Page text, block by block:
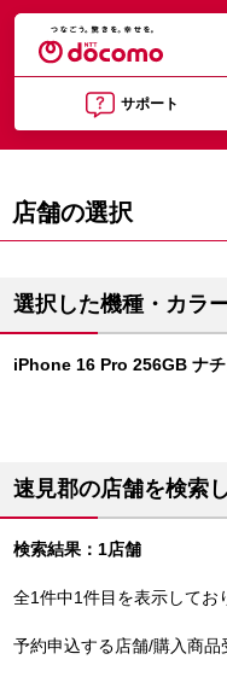
サポート
店舗の選択
選択した機種・カラ
iPhone 16 Pro 256GB ナ
速見郡の店舗を検索
検索結果：1店舗
全1件中1件目を表示してお
予約申込する店舗/購入商品